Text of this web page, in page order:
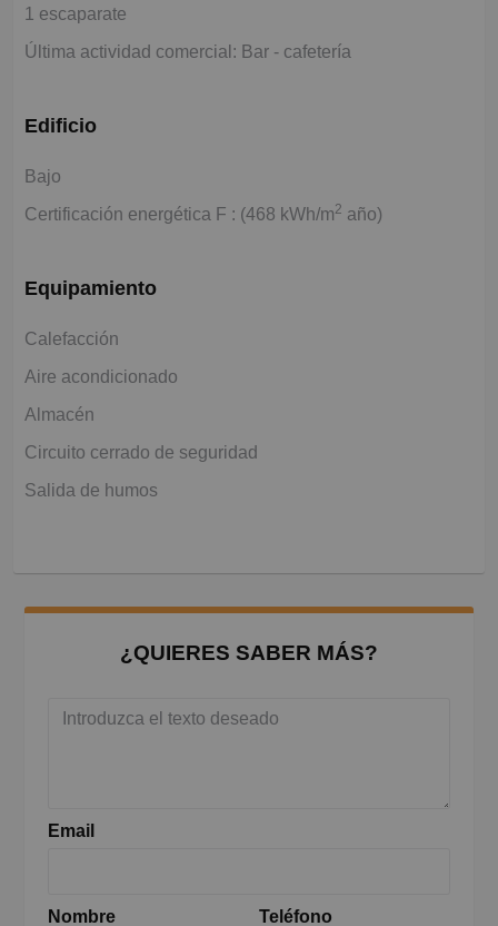
1 escaparate
Última actividad comercial: Bar - cafetería
Edificio
Bajo
Certificación energética F : (468 kWh/m2 año)
Equipamiento
Calefacción
Aire acondicionado
Almacén
Circuito cerrado de seguridad
Salida de humos
¿QUIERES SABER MÁS?
Email
Nombre Teléfono